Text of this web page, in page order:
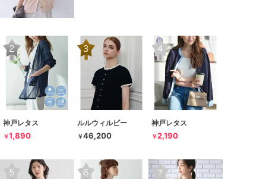
神戸レタス
￥1,890
ルルウィルビー
￥46,200
神戸レタス
￥2,190